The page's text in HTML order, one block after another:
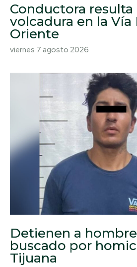
Conductora resulta
volcadura en la Vía
Oriente
viernes 7 agosto 2026
Detienen a
buscado por
Tijuana